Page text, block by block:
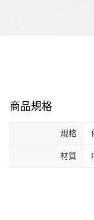
商品規格
規格
材質